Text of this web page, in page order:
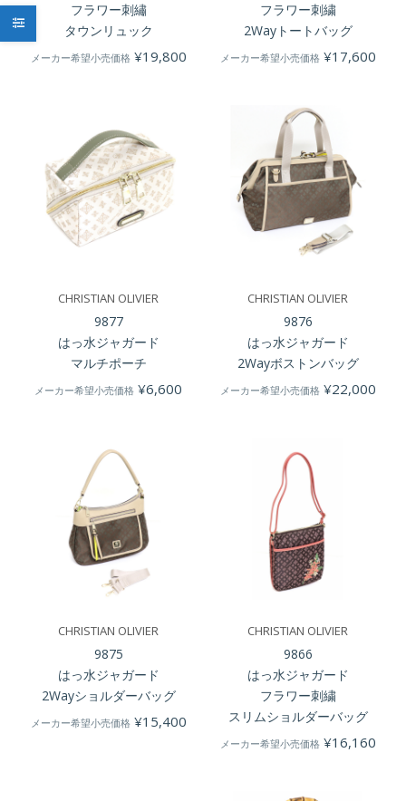
フラワー刺繡
タウンリュック
メーカー希望小売価格 ¥19,800
フラワー刺繍
2Wayトートバッグ
メーカー希望小売価格 ¥17,600
CHRISTIAN OLIVIER
9877
はっ水ジャガード
マルチポーチ
メーカー希望小売価格 ¥6,600
CHRISTIAN OLIVIER
9876
はっ水ジャガード
2Wayボストンバッグ
メーカー希望小売価格 ¥22,000
CHRISTIAN OLIVIER
9875
はっ水ジャガード
2Wayショルダーバッグ
メーカー希望小売価格 ¥15,400
CHRISTIAN OLIVIER
9866
はっ水ジャガード
フラワー刺繍
スリムショルダーバッグ
メーカー希望小売価格 ¥16,160